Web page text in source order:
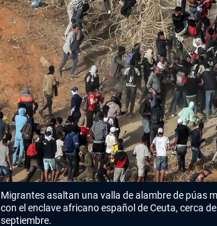
Migrantes asaltan una valla de alambre de púas
con el enclave africano español de Ceuta, cerca
septiembre.